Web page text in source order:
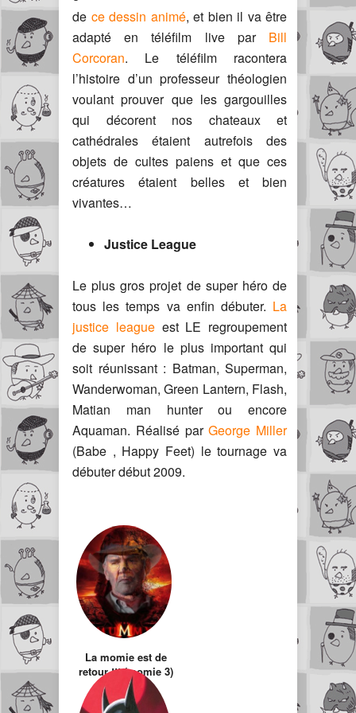
de ce dessin animé, et bien il va être
adapté en téléfilm live par Bill
Corcoran. Le téléfilm racontera
l’histoire d’un professeur théologien
voulant prouver que les gargouilles
qui décorent nos chateaux et
cathédrales étaient autrefois des
objets de cultes paiens et que ces
créatures étaient belles et bien
vivantes…
Justice League
Le plus gros projet de super héro de
tous les temps va enfin débuter. La
justice leagueest LE regroupement
de super héro le plus important qui
soit réunissant : Batman, Superman,
Wanderwoman, Green Lantern, Flash,
Matian man hunter ou encore
Aquaman. Réalisé parGeorge Miller
(Babe , Happy Feet) le tournage va
débuter début 2009.
La momie est de
retour !!! (momie 3)